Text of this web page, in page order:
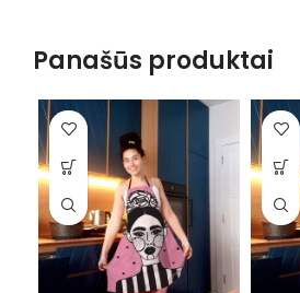
Panašūs produktai